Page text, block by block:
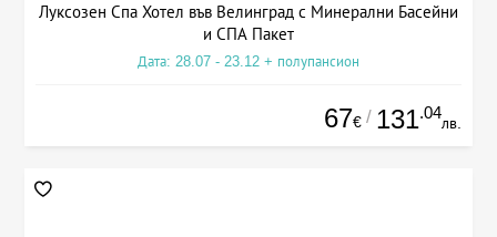
Луксозен Спа Хотел във Велинград с Минерални Басейни
и СПА Пакет
Дата: 28.07 - 23.12 + полупансион
67€ / 131.04
лв.